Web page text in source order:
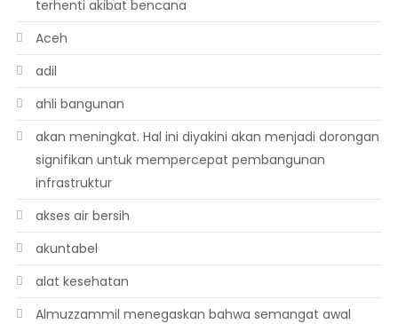
terhenti akibat bencana
Aceh
adil
ahli bangunan
akan meningkat. Hal ini diyakini akan menjadi dorongan
signifikan untuk mempercepat pembangunan
infrastruktur
akses air bersih
akuntabel
alat kesehatan
Almuzzammil menegaskan bahwa semangat awal